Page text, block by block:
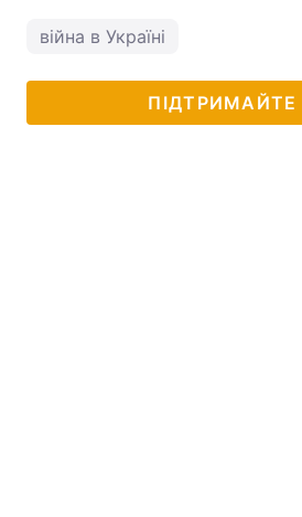
війна в Україні
ПІДТРИМАЙТЕ